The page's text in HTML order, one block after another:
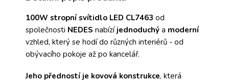
100W stropní svítidlo LED CL7463 od
společnosti NEDES nabízí jednoduchý a moderní
vzhled, který se hodí do různých interiérů - od
obývacího pokoje až po kancelář.
Jeho předností je kovová konstrukce, která